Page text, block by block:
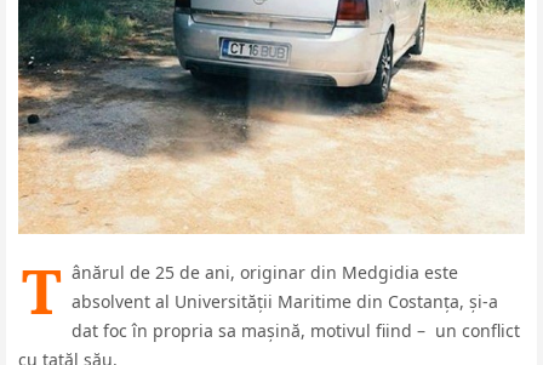
T ânărul de 25 de ani, originar din Medgidia este
absolvent al Universității Maritime din Costanța, și-a
dat foc în propria sa mașină, motivul fiind – un conflict
cu tatăl său.